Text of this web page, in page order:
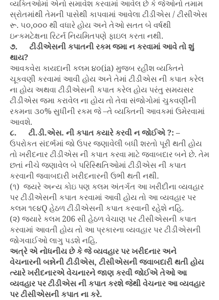
વ્યક્તિઓમાં એનો સમાવેશ કરવામાં આવેલ છે કે જેઓનો તમામ
સ્રોતમાંથી તેમની પાસેથી કાપવામાં આવેલા ટીડીએસ / ટીસીએસ
રૂ. ૫૦,૦૦૦ થી વધારે હોય અને તેઓ સતત બે વર્ષથી
ઇન્કમટેક્ષના રિટર્ન નિયમિતપણે ફાઇલ કરતા નથી.
૭. ટીડીએસની કપાતની રકમ જમા ન કરવામાં આવે તો શું
થાય?
આવકવેરા કાયદાની કલમ ૪૦(ia) મુજબ રહીશ વ્યક્તિને
ચૂકવણી કરવામાં આવી હોય અને તેમાં ટીડીએસ ની કપાત કરેલ
ના હોય અથવા ટીડીએસની કપાત કરેલ હોય પરંતુ સમયસર
ટીડીએસ જમા કરાવેલ ના હોય તો તેવા સંજોગોમાં ચુકવણીની
રકમના ૩૦% સુધીની રકમ જે –તે વ્યક્તિની આવકમાં ઉમેરવામાં
આવશે.
૮. ટી.ડી.એસ. ની કપાત કયારે કરવી ન જોઈએ ?: –
ઉપરોકત સંદર્ભમાં જો ઉપર જણાવેલી બધી શરતો પૂરી થતી હોય
તો ખરીદનાર ટીડીએસ ની કપાત કરવા માટે જવાબદાર બને છે. તેમ
છતાં નીચે જણાવેલ બે પરિસ્થિતિઓમાં ટીડીએસ ની કપાત
કરવાની જવાબદારી ખરીદનારની ઉભી થતી નથી.
(૧) જયરે અન્ય કોઇ પણ કલમ અંતર્ગત આ ખરીદીના વ્યવહાર
પર ટીડીએસની કપાત કરવામાં આવી હોય તો આ વ્યવહાર પર
કલમ ૧૯૪Q હેઠળ ટીડીએસની કપાત કરવાની રહેશે નહિ.
(૨) જ્યારે કલમ 206 સી હેઠળ વેચાણ પર ટીસીએસની કપાત
કરવામાં આવતી હોય તો આ પ્રકારના વ્યવહાર પર ટીડીએસની
જોગવાઈઓ લાગુ પડશે નહિ.
અત્રે એ નોધનીય છે કે જે વ્યવહાર પર ખરીદનાર અને
વેચનારની બન્નેની ટીડીએસ, ટીસીએસની જવાબદારી થતી હોય
ત્યારે ખરીદનારએ વેચનારને જાણ કરવી જોઈએ તેઓ આ
વ્યવહાર પર ટીડીએસ ની કપાત કરશે જેથી વેચનાર આ વ્યવહાર
પર ટીસીએસની કપાત ના કરે.